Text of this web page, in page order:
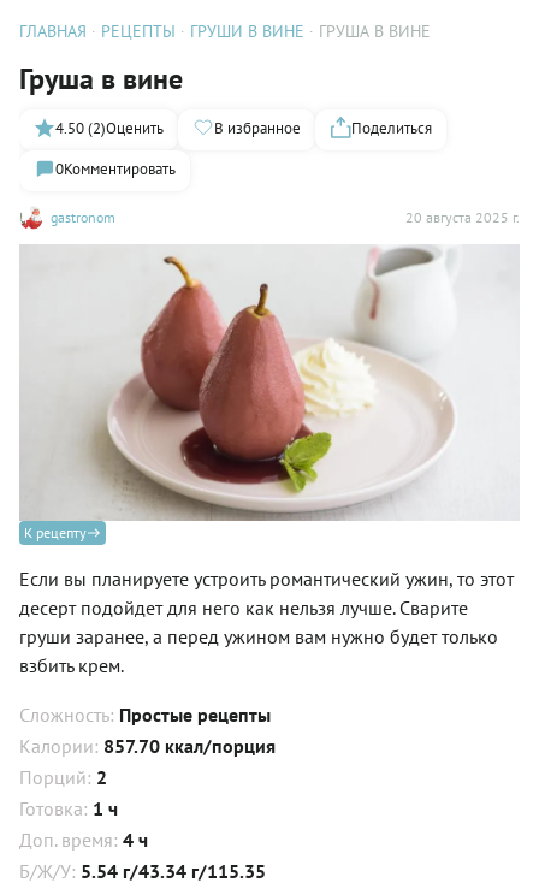
ГЛАВНАЯ РЕЦЕПТЫ ГРУШИ В ВИНЕ ГРУША В ВИНЕ
Груша в вине
gastronom 20 августа 2025 г.
4.50 (2)Оценить В избранное
Поделиться
0Комментировать
К рецепту
Если вы планируете устроить романтический ужин, то этот
десерт подойдет для него как нельзя лучше. Сварите
груши заранее, а перед ужином вам нужно будет только
взбить крем.
Сложность: Простые рецепты
Калории: 857.70 ккал/порция
Порций: 2
Готовка: 1 ч
Доп. время: 4 ч
Б/Ж/У: 5.54 г/43.34 г/115.35